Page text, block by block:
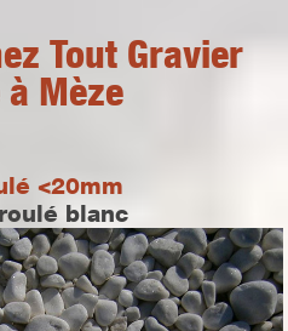
Tout Gravier
Mèze
<20mm
blanc